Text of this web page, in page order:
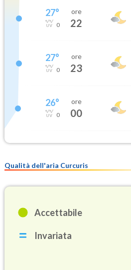
27°
0
ore
22
27°
0
ore
23
26°
0
ore
00
Qualità dell'aria Curcuris
Accettabile
Invariata